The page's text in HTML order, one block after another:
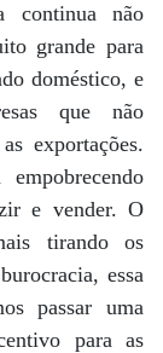
continua não
grande para
doméstico, e
que não
exportações.
e vender. O
tirando os
essa
passar uma
para as